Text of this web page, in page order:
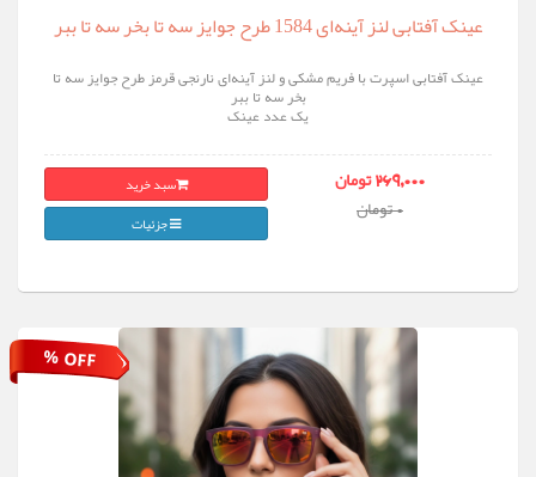
عینک آفتابی لنز آینه‌ای 1584 طرح جوایز سه تا بخر سه تا ببر
عینک آفتابی اسپرت با فریم مشکی و لنز آینه‌ای نارنجی قرمز طرح جوایز سه تا
بخر سه تا ببر
یک عدد عینک
269,000 تومان
0 تومان
سبد خرید
جزئیات
% OFF